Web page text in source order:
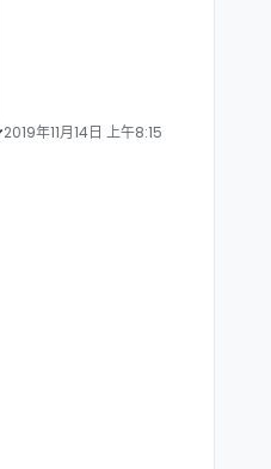
2019年11月14日 上午8:15